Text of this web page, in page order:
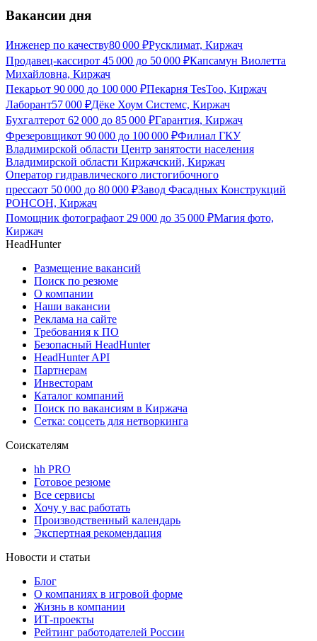
Вакансии дня
Инженер по качеству80 000 ₽Русклимат, Киржач
Продавец-кассирот 45 000 до 50 000 ₽Капсамун Виолетта
Михайловна, Киржач
Пекарьот 90 000 до 100 000 ₽Пекарня TesToo, Киржач
Лаборант57 000 ₽Дёке Хоум Системс, Киржач
Бухгалтерот 62 000 до 85 000 ₽Гарантия, Киржач
Фрезеровщикот 90 000 до 100 000 ₽Филиал ГКУ
Владимирской области Центр занятости населения
Владимирской области Киржачский, Киржач
Оператор гидравлического листогибочного
прессаот 50 000 до 80 000 ₽Завод Фасадных Конструкций
РОНСОН, Киржач
Помощник фотографаот 29 000 до 35 000 ₽Магия фото,
Киржач
HeadHunter
Размещение вакансий
Поиск по резюме
О компании
Наши вакансии
Реклама на сайте
Требования к ПО
Безопасный HeadHunter
HeadHunter API
Партнерам
Инвесторам
Каталог компаний
Поиск по вакансиям в Киржача
Сетка: соцсеть для нетворкинга
Соискателям
hh PRO
Готовое резюме
Все сервисы
Хочу у вас работать
Производственный календарь
Экспертная рекомендация
Новости и статьи
Блог
О компаниях в игровой форме
Жизнь в компании
ИТ-проекты
Рейтинг работодателей России